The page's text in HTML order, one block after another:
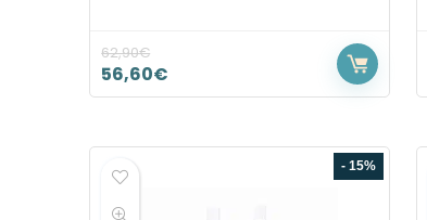
62,90€
56,60€
- 15%